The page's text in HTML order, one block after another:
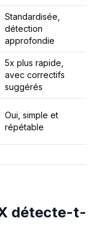
Standardisée,
détection
approfondie
5x plus rapide,
avec correctifs
suggérés
Oui, simple et
répétable
détecte-t-